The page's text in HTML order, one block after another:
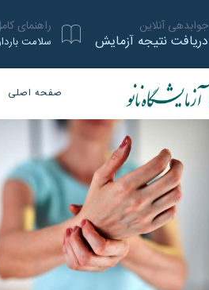
جوابدهی آنلاین
دریافت نتیجه آزمایش
راهنمای
سلامت
صفحه اصلی